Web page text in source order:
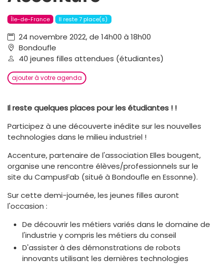
Île-de-France Il reste 7 place(s)
24 novembre 2022, de 14h00 à 18h00
Bondoufle
40 jeunes filles attendues (étudiantes)
ajouter à votre agenda
Il reste quelques places pour les étudiantes ! !
Participez à une découverte inédite sur les nouvelles
technologies dans le milieu industriel !
Accenture, partenaire de l'association Elles bougent,
organise une rencontre élèves/professionnels sur le
site du CampusFab (situé à Bondoufle en Essonne).
Sur cette demi-journée, les jeunes filles auront
l'occasion :
De découvrir les métiers variés dans le domaine de
l'industrie y compris les métiers du conseil
D'assister à des démonstrations de robots
innovants utilisant les dernières technologies